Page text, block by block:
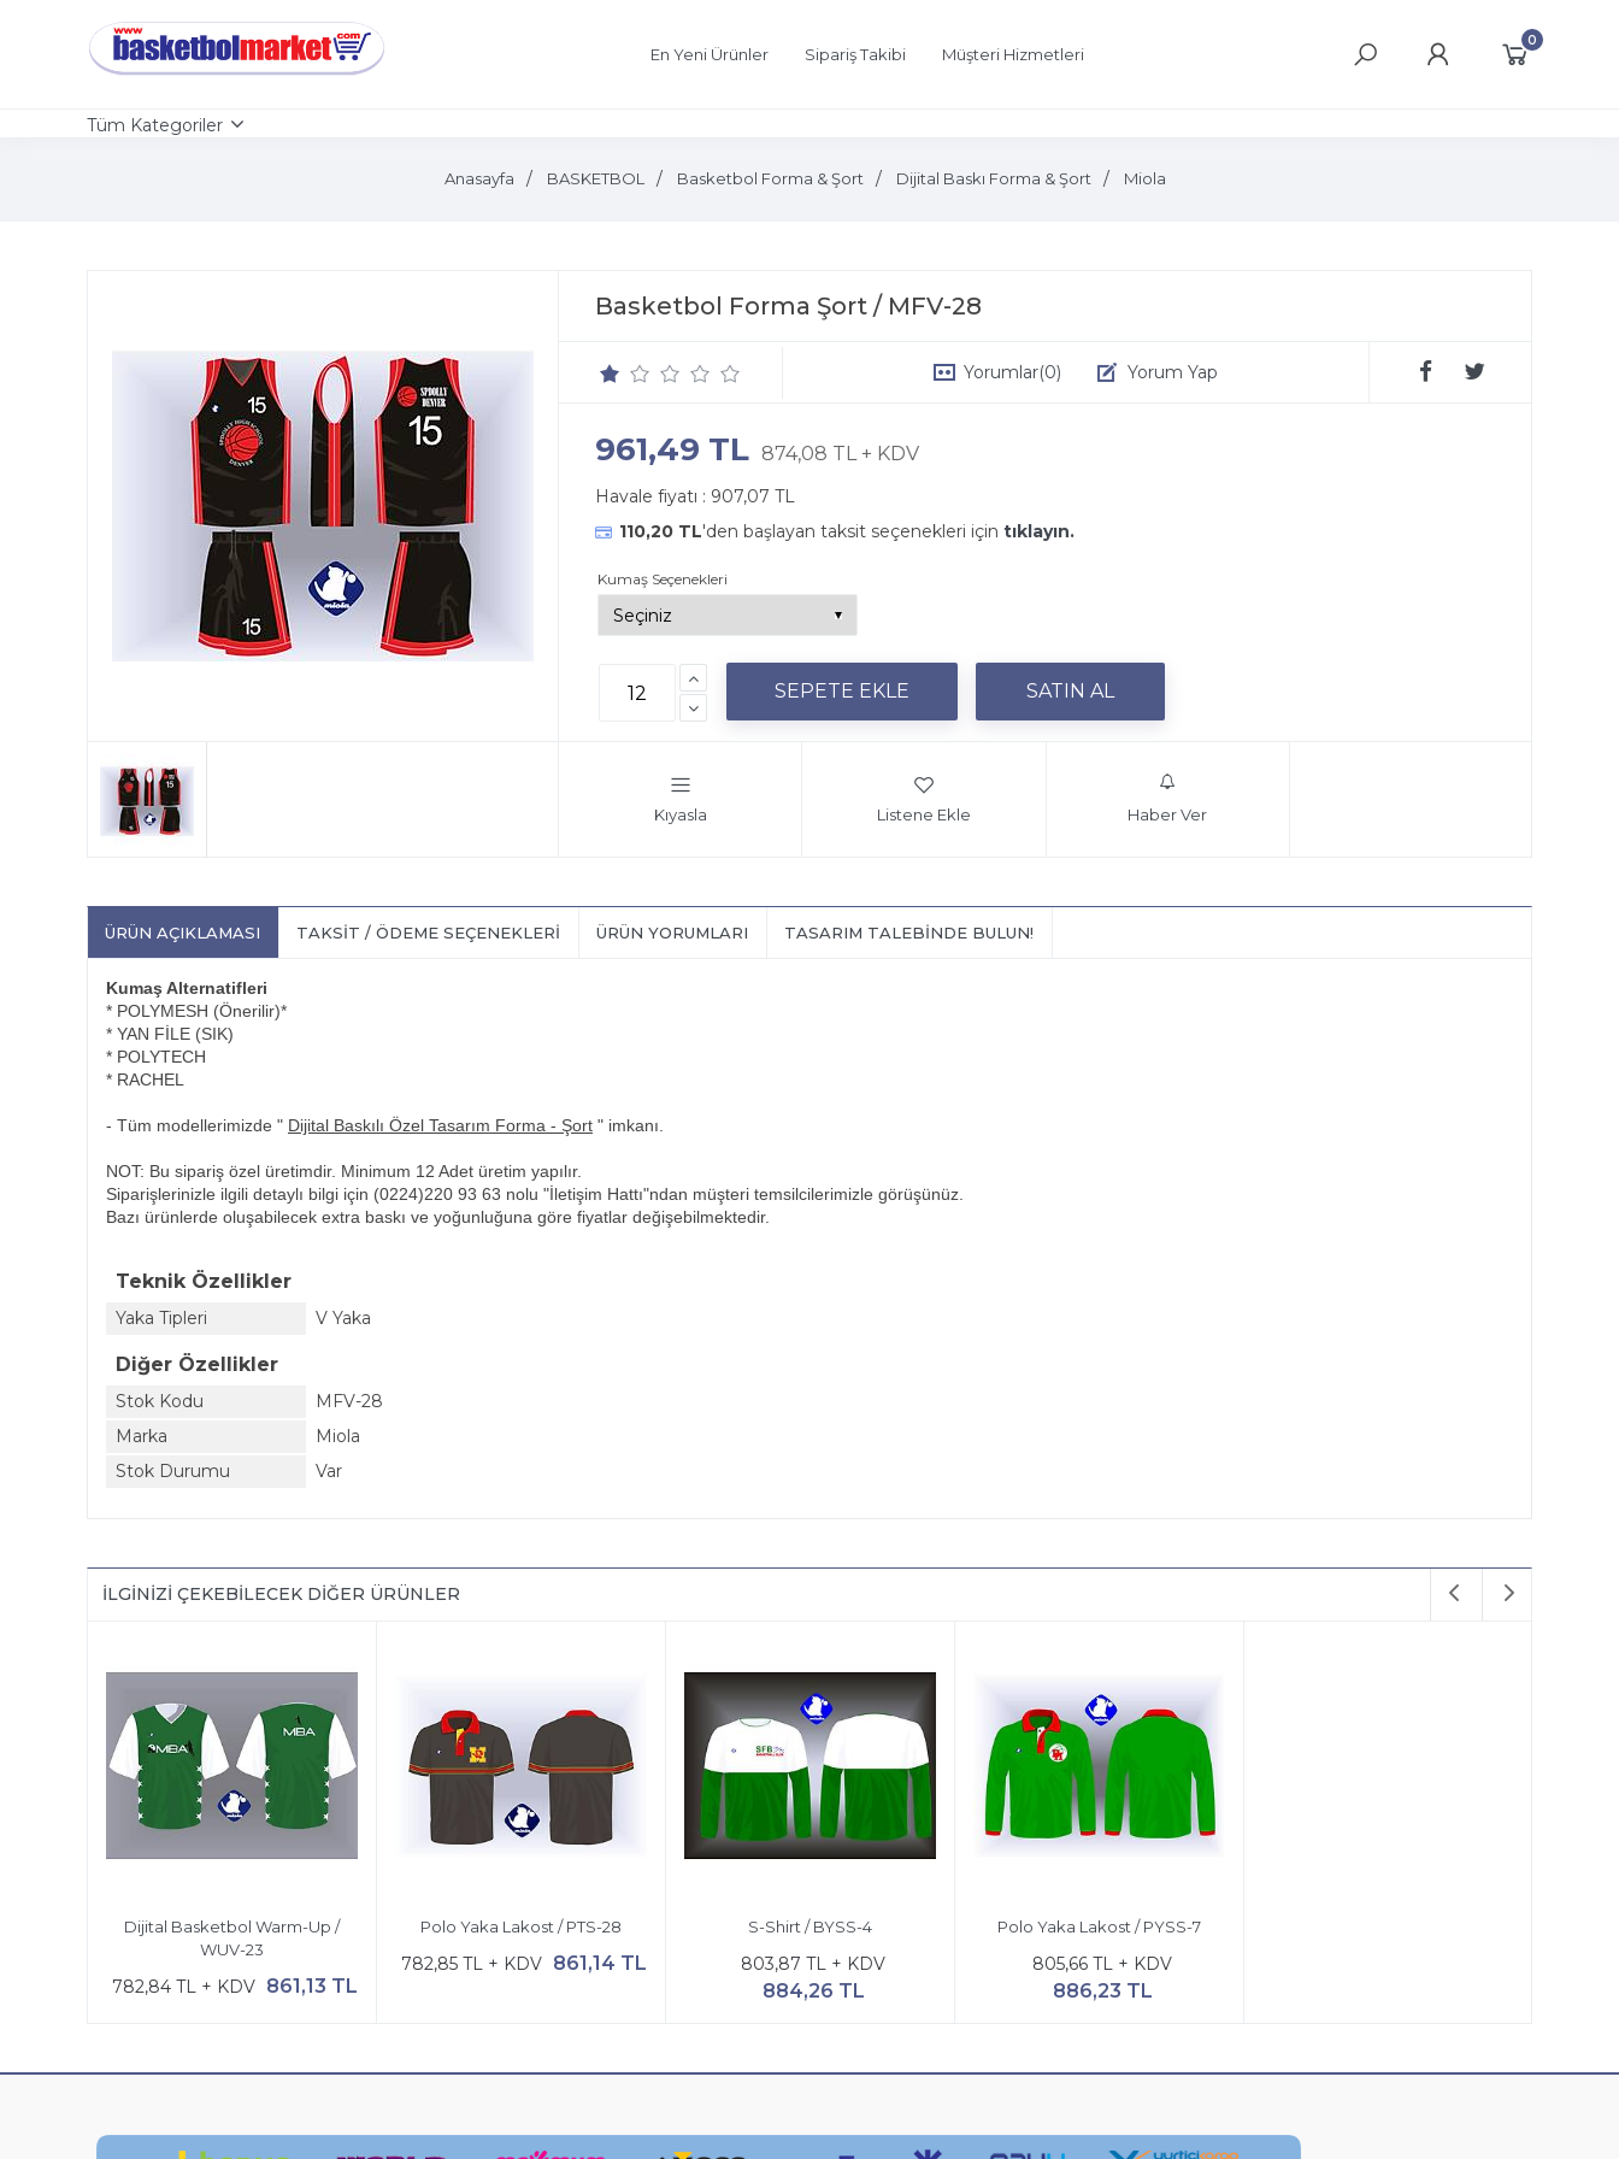
En Yeni Ürünler Sipariş Takibi Müşteri Hizmetleri
0
Tüm Kategoriler
Anasayfa BASKETBOL Basketbol Forma & Şort Dijital Baskı Forma & Şort Miola
Basketbol Forma Şort / MFV-28
Yorumlar(0) Yorum Yap
961,49 TL 874,08 TL + KDV
Havale fiyatı : 907,07 TL
110,20 TL'den başlayan taksit seçenekleri için tıklayın.
Kumaş Seçenekleri
Kıyasla Listene Ekle Haber Ver
ÜRÜN AÇIKLAMASI TAKSIT / ÖDEME SEÇENEKLERI ÜRÜN YORUMLARI TASARIM TALEBINDE BULUN!
Kumaş Alternatifleri
* POLYMESH (Önerilir)*
* YAN FİLE (SIK)
* POLYTECH
* RACHEL
- Tüm modellerimizde " Dijital Baskılı Özel Tasarım Forma - Şort " imkanı.
NOT: Bu sipariş özel üretimdir. Minimum 12 Adet üretim yapılır.
Siparişlerinizle ilgili detaylı bilgi için (0224)220 93 63 nolu "İletişim Hattı"ndan müşteri temsilcilerimizle görüşünüz.
Bazı ürünlerde oluşabilecek extra baskı ve yoğunluğuna göre fiyatlar değişebilmektedir.
Teknik Özellikler
Yaka Tipleri V Yaka
Diğer Özellikler
Stok Kodu
MFV-28
Marka
Miola
Stok Durumu
Var
İLGINIZI ÇEKEBILECEK DIĞER ÜRÜNLER
Dijital Basketbol Warm-Up /
WUV-23
782,84 TL + KDV 861,13 TL
Polo Yaka Lakost / PTS-28
782,85 TL + KDV 861,14 TL
S-Shirt / BYSS-4
803,87 TL + KDV
884,26 TL
Polo Yaka Lakost / PYSS-7
805,66 TL + KDV
886,23 TL